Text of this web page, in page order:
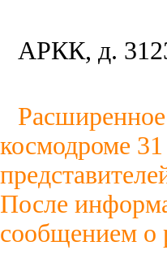
АРКК, д.
космодроме
После
сообщением о